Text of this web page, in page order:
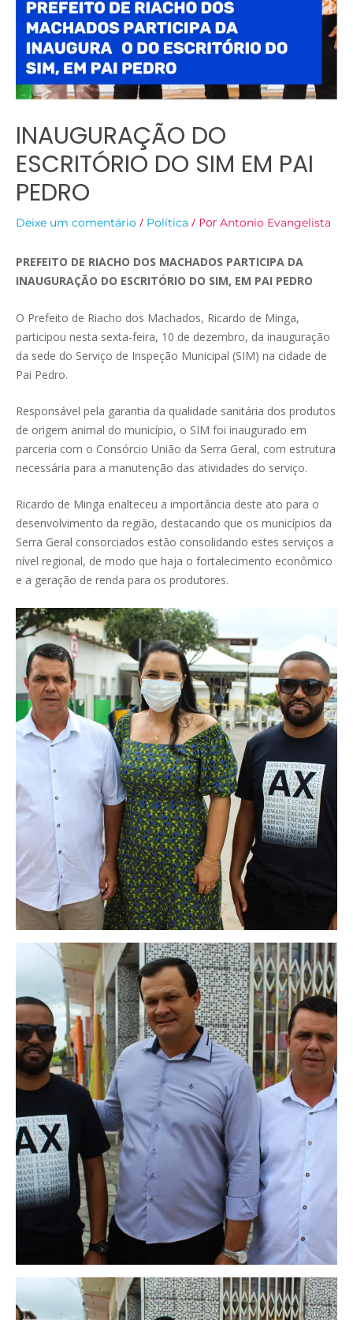
INAUGURAÇÃO DO
ESCRITÓRIO DO SIM EM PAI
PEDRO
Deixe um comentário / Política / Por Antonio Evangelista
PREFEITO DE RIACHO DOS MACHADOS PARTICIPA DA
INAUGURAÇÃO DO ESCRITÓRIO DO SIM, EM PAI PEDRO
O Prefeito de Riacho dos Machados, Ricardo de Minga,
participou nesta sexta-feira, 10 de dezembro, da inauguração
da sede do Serviço de Inspeção Municipal (SIM) na cidade de
Pai Pedro.
Responsável pela garantia da qualidade sanitária dos produtos
de origem animal do município, o SIM foi inaugurado em
parceria com o Consórcio União da Serra Geral, com estrutura
necessária para a manutenção das atividades do serviço.
Ricardo de Minga enalteceu a importância deste ato para o
desenvolvimento da região, destacando que os municípios da
Serra Geral consorciados estão consolidando estes serviços a
nível regional, de modo que haja o fortalecimento econômico
e a geração de renda para os produtores.